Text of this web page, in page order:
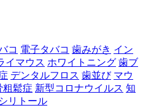
コ 電子タバコ 歯みがき イン
イマウス ホワイトニング 歯ブ
デンタルフロス 歯並び マウ
粗鬆症 新型コロナウイルス 知
リトール